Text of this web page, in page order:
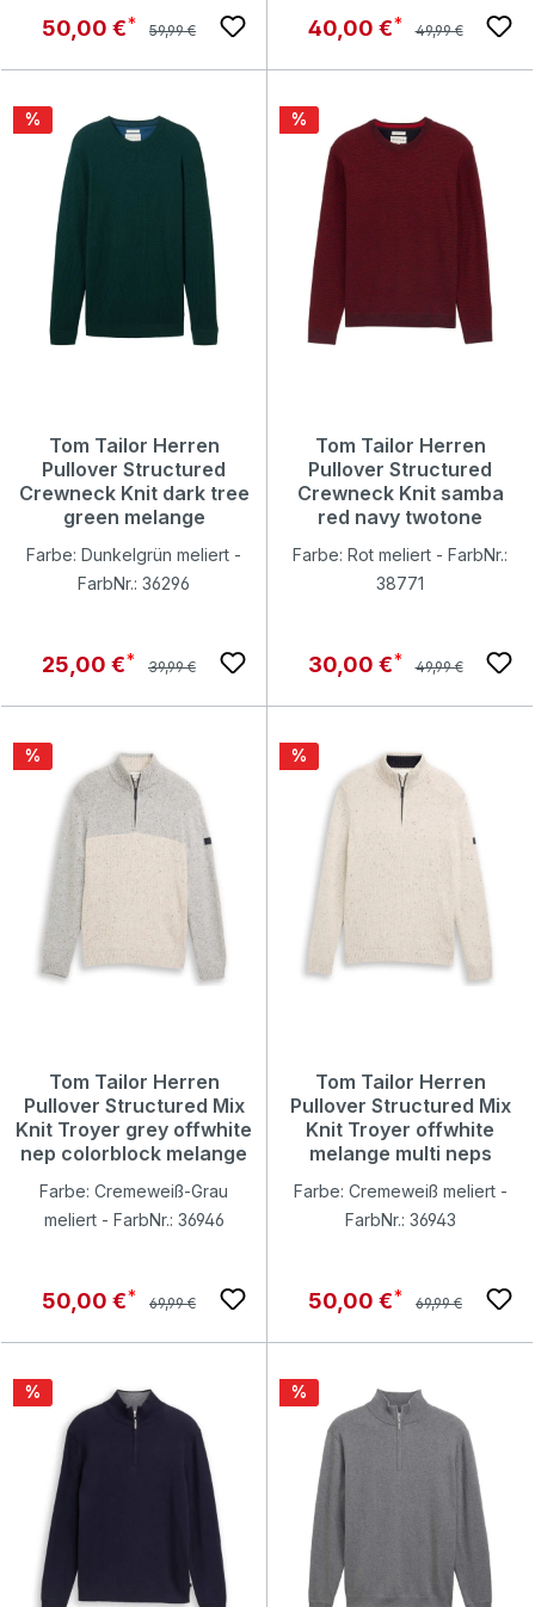
Verkaufspreis:
50,00 € Regulärer Preis:
59,99 € Verkaufspreis:
40,00 € Regulärer Preis:
49,99 €
Rabatt
%
Tom Tailor Herren
Pullover Structured
Crewneck Knit dark tree
green melange
Farbe: Dunkelgrün meliert -
FarbNr.: 36296
Verkaufspreis:
25,00 € Regulärer Preis:
39,99 €
Rabatt
%
Tom Tailor Herren
Pullover Structured
Crewneck Knit samba
red navy twotone
Farbe: Rot meliert - FarbNr.:
38771
Verkaufspreis:
30,00 € Regulärer Preis:
49,99 €
Rabatt
%
Tom Tailor Herren
Pullover Structured Mix
Knit Troyer grey offwhite
nep colorblock melange
Farbe: Cremeweiß-Grau
meliert - FarbNr.: 36946
Verkaufspreis:
50,00 € Regulärer Preis:
69,99 €
Rabatt
%
Tom Tailor Herren
Pullover Structured Mix
Knit Troyer offwhite
melange multi neps
Farbe: Cremeweiß meliert -
FarbNr.: 36943
Verkaufspreis:
50,00 € Regulärer Preis:
69,99 €
Rabatt
% Rabatt
%